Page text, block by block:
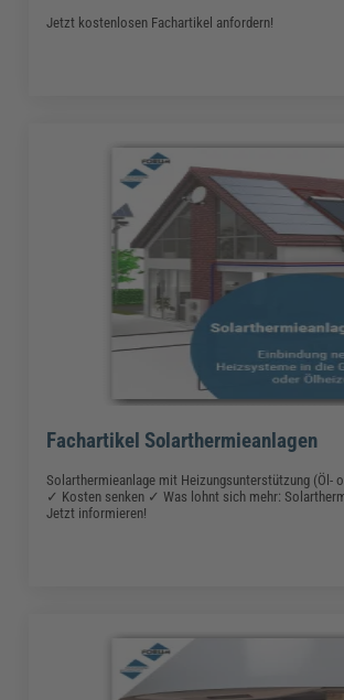
Jetzt kostenlosen Fachartikel anfordern!
Fachartikel Solarthermieanlagen
Solarthermieanlage mit Heizungsunterstützung (Öl-
✓ Kosten senken ✓ Was lohnt sich mehr:
Jetzt informieren!